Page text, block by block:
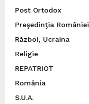
Post Ortodox
Preşedinţia României
Război, Ucraina
Religie
REPATRIOT
România
S.U.A.